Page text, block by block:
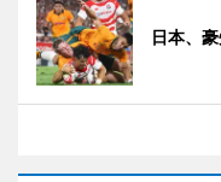
日本、